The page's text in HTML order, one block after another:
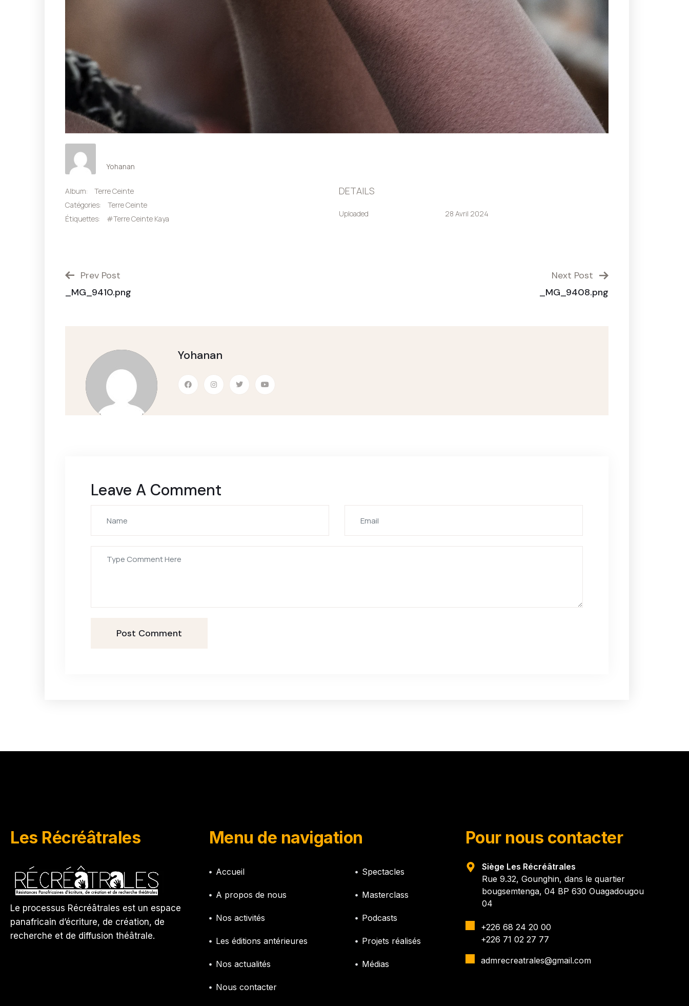
Yohanan
Album:
Terre Ceinte
Catégories:
Terre Ceinte
Étiquettes:
#Terre Ceinte Kaya
DETAILS
Uploaded 28 Avril 2024
Prev Post
_MG_9410.png
Next Post
_MG_9408.png
Yohanan
Leave A Comment
Post Comment
Les Récréâtrales
Le processus Récréâtrales est un espace
panafricain d’écriture, de création, de
recherche et de diffusion théâtrale.
Menu de navigation
Accueil
A propos de nous
Nos activités
Les éditions antérieures
Nos actualités
Nous contacter
Spectacles
Masterclass
Podcasts
Projets réalisés
Médias
Pour nous contacter
Siège Les Récréâtrales
Rue 9.32, Gounghin, dans le quartier
bougsemtenga, 04 BP 630 Ouagadougou
04
+226 68 24 20 00
+226 71 02 27 77
admrecreatrales@gmail.com